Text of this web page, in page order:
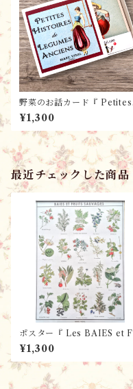
野菜のお話カード『 Petites
Histoires de Légumes
ens 野菜の昔話』 パリ雑
貨・フレンチレトロ ・フラ
ス語学習・カード／ フラン
スMarc Vidal 社
¥1,300
最近チェックした商品
ポスター『 Les BAIES et
UITS SAUVAGES 自然の恵
み』 パリ雑貨・フレンチレト
ロ ・ポスター・植物／ フ
ンスMarc Vidal 社
¥1,300